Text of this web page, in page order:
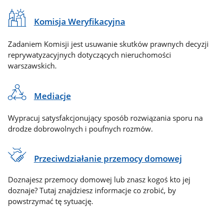
Komisja Weryfikacyjna
Zadaniem Komisji jest usuwanie skutków prawnych decyzji
reprywatyzacyjnych dotyczących nieruchomości
warszawskich.
Mediacje
Wypracuj satysfakcjonujący sposób rozwiązania sporu na
drodze dobrowolnych i poufnych rozmów.
Przeciwdziałanie przemocy domowej
Doznajesz przemocy domowej lub znasz kogoś kto jej
doznaje? Tutaj znajdziesz informacje co zrobić, by
powstrzymać tę sytuację.